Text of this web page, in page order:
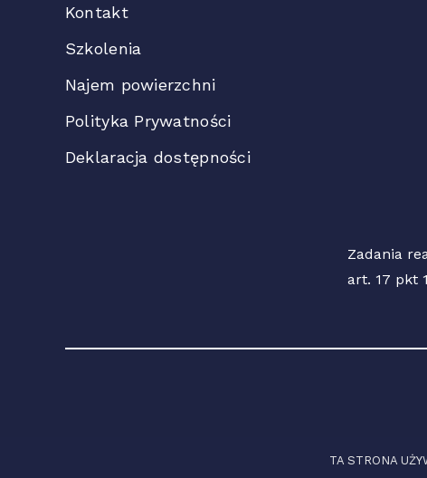
Kontakt
Szkolenia
Najem powierzchni
Polityka Prywatności
Deklaracja dostępności
Zadania
art. 17 pkt
TA STRONA